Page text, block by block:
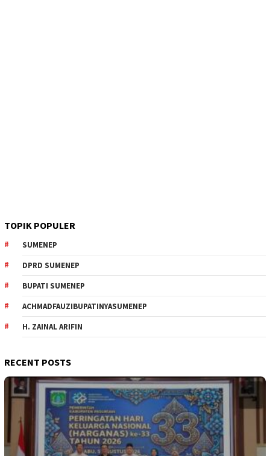
TOPIK POPULER
SUMENEP
DPRD SUMENEP
BUPATI SUMENEP
ACHMADFAUZIBUPATINYASUMENEP
H. ZAINAL ARIFIN
RECENT POSTS